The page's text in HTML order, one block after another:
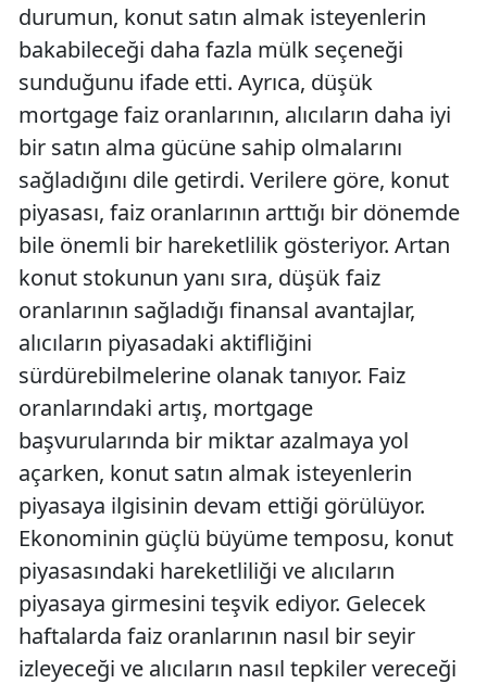
durumun, konut satın almak isteyenlerin
bakabileceği daha fazla mülk seçeneği
sunduğunu ifade etti. Ayrıca, düşük
mortgage faiz oranlarının, alıcıların daha iyi
bir satın alma gücüne sahip olmalarını
sağladığını dile getirdi. Verilere göre, konut
piyasası, faiz oranlarının arttığı bir dönemde
bile önemli bir hareketlilik gösteriyor. Artan
konut stokunun yanı sıra, düşük faiz
oranlarının sağladığı finansal avantajlar,
alıcıların piyasadaki aktifliğini
sürdürebilmelerine olanak tanıyor. Faiz
oranlarındaki artış, mortgage
başvurularında bir miktar azalmaya yol
açarken, konut satın almak isteyenlerin
piyasaya ilgisinin devam ettiği görülüyor.
Ekonominin güçlü büyüme temposu, konut
piyasasındaki hareketliliği ve alıcıların
piyasaya girmesini teşvik ediyor. Gelecek
haftalarda faiz oranlarının nasıl bir seyir
izleyeceği ve alıcıların nasıl tepkiler vereceği